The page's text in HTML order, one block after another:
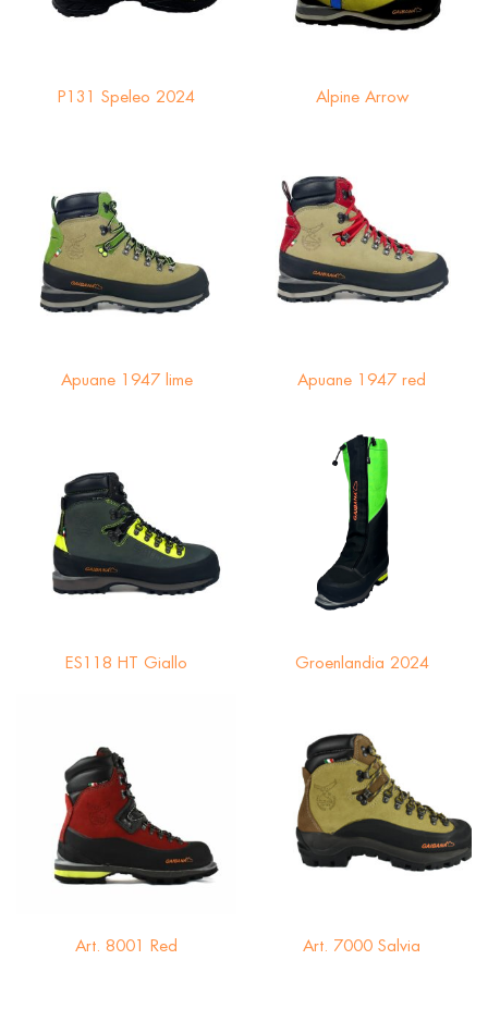
P131 Speleo 2024 Alpine Arrow
Apuane 1947 lime Apuane 1947 red
ES118 HT Giallo Groenlandia 2024
Art. 8001 Red Art. 7000 Salvia